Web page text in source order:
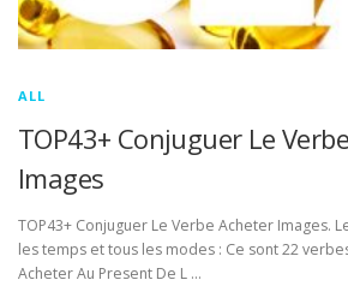
ALL
TOP43+ Conjuguer Le
Images
TOP43+ Conjuguer Le Verbe Acheter Images.
les temps et tous les modes : Ce sont 22
Acheter Au Present De L …